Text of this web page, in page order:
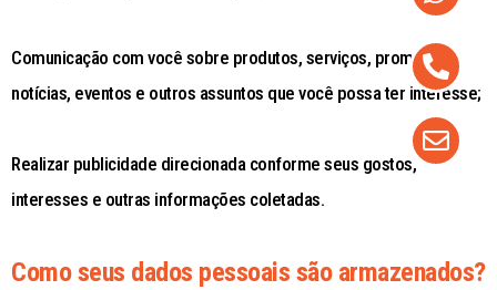
Comunicação com você sobre produtos, serviços, promoções,
notícias, eventos e outros assuntos que você possa ter interesse;
Realizar publicidade direcionada conforme seus gostos,
interesses e outras informações coletadas.
Como seus dados pessoais são armazenados?